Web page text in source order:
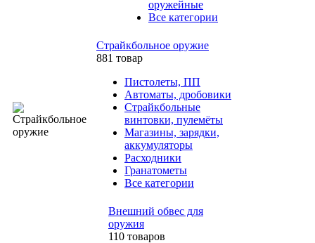
оружейные
Все категории
Страйкбольное оружие
881 товар
Пистолеты, ПП
Автоматы, дробовики
Страйкбольные
винтовки, пулемёты
Магазины, зарядки,
аккумуляторы
Расходники
Гранатометы
Все категории
Внешний обвес для
оружия
110 товаров